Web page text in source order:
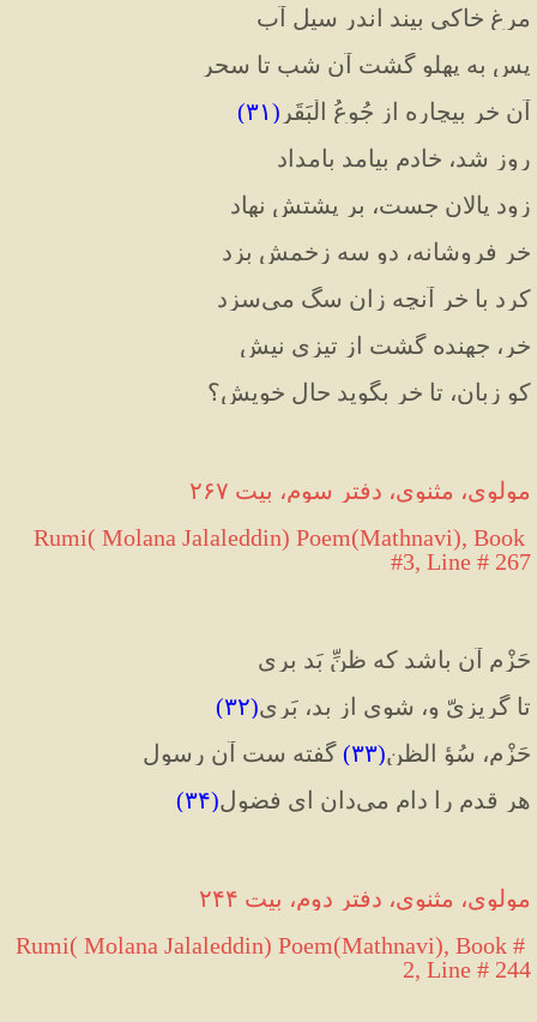
مرغ خاکی بیند اندر سیل آب
پس به پهلو گشت آن شب تا سحر
آن خر بیچاره از جُوعُ الْبَقَر (۳۱)
روز شد، خادم بیامد بامداد
زود پالان جست، بر پشتش نهاد
خر فروشانه، دو سه زخمش بزد
کرد با خر آنچه زان سگ میسزد
خر، جهنده گشت از تیزی نیش
کو زبان، تا خر بگوید حال خویش؟
مولوی، مثنوی، دفتر سوم، بیت ۲۶۷
Rumi( Molana Jalaleddin) Poem(Mathnavi), Book
#3, Line # 267
حَزْم آن باشد که ظنِّ بَد بری
تا گریزیّ و، شوی از بد، بَری(۳۲)
حَزْم، سُؤ الظن(۳۳)
گفته ست آن رسول
هر قدم را دام می‌دان ای فضول
(۳۴)
مولوی، مثنوی، دفتر دوم، بیت ۲۴۴
Rumi( Molana Jalaleddin) Poem(Mathnavi), Book #
2, Line # 244